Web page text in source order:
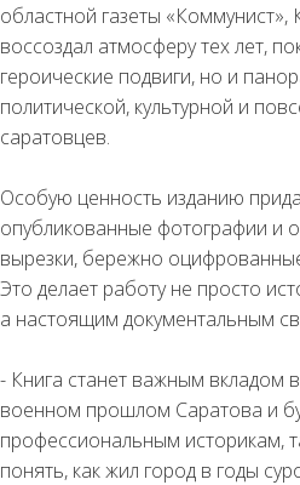
областной газеты «Коммунист»,
воссоздал атмосферу тех лет,
героические подвиги, но и
политической, культурной и
саратовцев.
Особую ценность изданию
опубликованные фотографии и
вырезки, бережно
Это делает работу не просто
а настоящим документальным
- Книга станет важным вкладом
военном прошлом Саратова и
профессиональным историкам,
понять, как жил город в годы